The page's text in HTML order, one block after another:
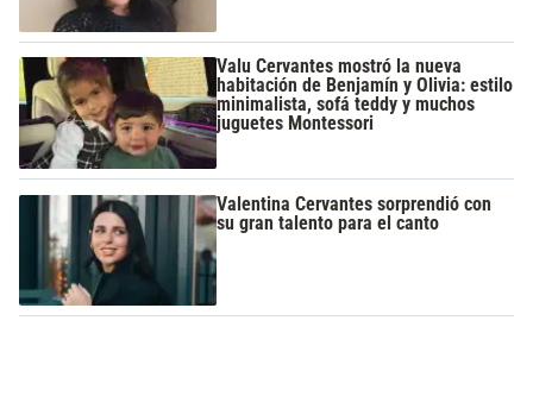
Valu Cervantes mostró la nueva
habitación de Benjamín y Olivia: estilo
minimalista, sofá teddy y muchos
juguetes Montessori
Valentina Cervantes sorprendió con
su gran talento para el canto